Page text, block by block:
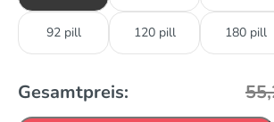
92 pill 120 pill 180 pill
Gesamtpreis: